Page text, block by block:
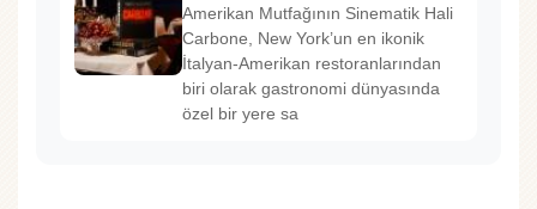
Amerikan Mutfağının Sinematik Hali
Carbone, New York’un en ikonik
İtalyan-Amerikan restoranlarından
biri olarak gastronomi dünyasında
özel bir yere sa